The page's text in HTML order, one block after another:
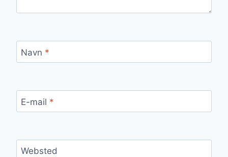
Navn *
E-mail *
Websted